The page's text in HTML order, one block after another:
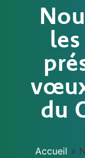
du
Accueil »